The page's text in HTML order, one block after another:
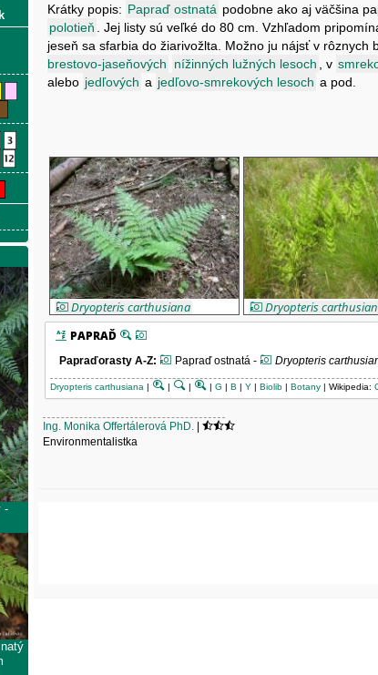
Krátky popis: Papraď ostnatá podobne ako aj väčšina
polotieň
. Jej listy sú veľké do 80 cm. Vzhľadom
jeseň sa sfarbia do žiarivožlta. Možno ju nájsť v rôznych
brestovo-jaseňových
nížinných lužných lesoch , v
alebo jedľových a jedľovo-smrekových lesoch a pod.
Dryopteris carthusiana Dryopteris
PAPRAĎ
Papraďorasty A-Z: Papraď ostnatá - Dryopteris
Dryopteris carthusiana | | | |G |B |Y |Biolib |Botany | Wikipedia:
Ing. Monika Offertálerová PhD. |
Environmentalistka
-